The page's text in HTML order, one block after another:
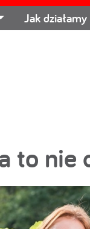
Jak działamy
to nie